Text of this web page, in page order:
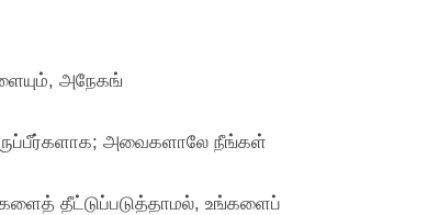
அநேகங்
அவைகளாலே நீங்கள்
தீட்டுப்படுத்தாமல், உங்களைப்